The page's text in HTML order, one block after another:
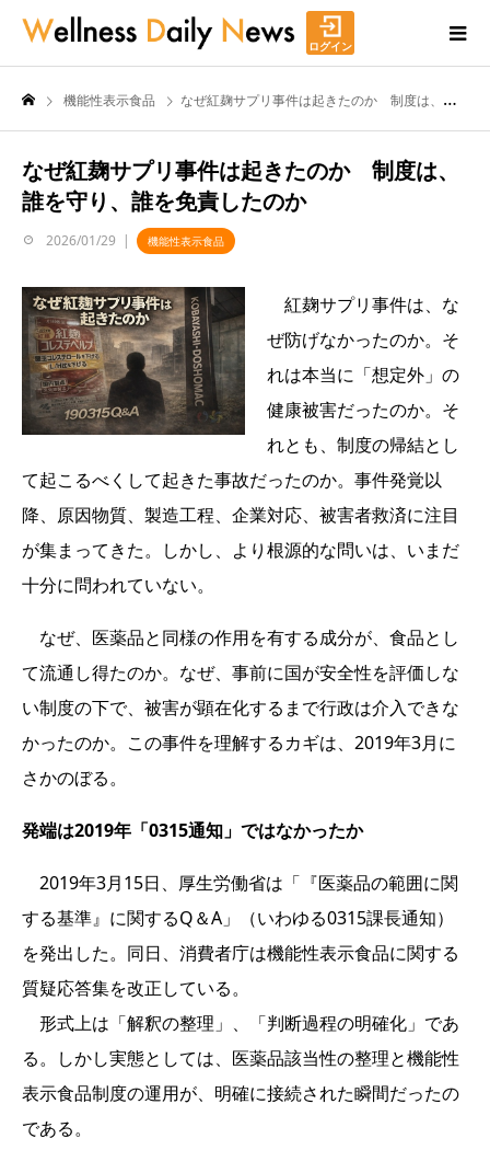
ログイン
機能性表示食品 なぜ紅麹サプリ事件は起きたのか 制度は、誰を守り、誰を免責したのか
なぜ紅麹サプリ事件は起きたのか 制度は、
誰を守り、誰を免責したのか
2026/01/29 機能性表示食品
紅麹サプリ事件は、な
ぜ防げなかったのか。そ
れは本当に「想定外」の
健康被害だったのか。そ
れとも、制度の帰結とし
て起こるべくして起きた事故だったのか。事件発覚以
降、原因物質、製造工程、企業対応、被害者救済に注目
が集まってきた。しかし、より根源的な問いは、いまだ
十分に問われていない。
なぜ、医薬品と同様の作用を有する成分が、食品とし
て流通し得たのか。なぜ、事前に国が安全性を評価しな
い制度の下で、被害が顕在化するまで行政は介入できな
かったのか。この事件を理解するカギは、2019年3月に
さかのぼる。
発端は2019年「0315通知」ではなかったか
2019年3月15日、厚生労働省は「『医薬品の範囲に関
する基準』に関するQ＆A」（いわゆる0315課長通知）
を発出した。同日、消費者庁は機能性表示食品に関する
質疑応答集を改正している。
形式上は「解釈の整理」、「判断過程の明確化」であ
る。しかし実態としては、医薬品該当性の整理と機能性
表示食品制度の運用が、明確に接続された瞬間だったの
である。